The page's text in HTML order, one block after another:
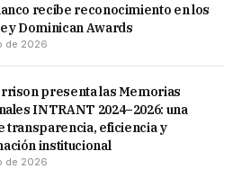
recibe reconocimiento en los
Dominican Awards
de 2026
presenta las Memorias
INTRANT 2024–2026: una
transparencia, eficiencia y
institucional
de 2026